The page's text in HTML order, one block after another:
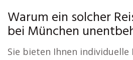
Warum ein solcher
bei München
Sie bieten Ihnen individuelle